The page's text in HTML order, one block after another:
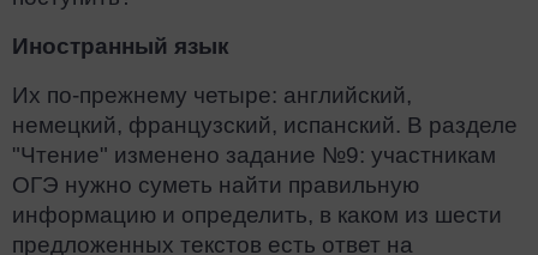
Иностранный язык
Их по-прежнему четыре: английский,
немецкий, французский, испанский. В разделе
"Чтение" изменено задание №9: участникам
ОГЭ нужно суметь найти правильную
информацию и определить, в каком из шести
предложенных текстов есть ответ на